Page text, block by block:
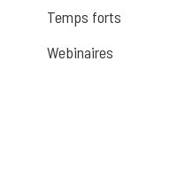
Temps forts
Webinaires